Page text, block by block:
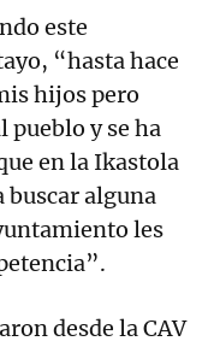
este
“hasta hace
hijos pero
pueblo y se ha
en la Ikastola
buscar alguna
les
desde la CAV